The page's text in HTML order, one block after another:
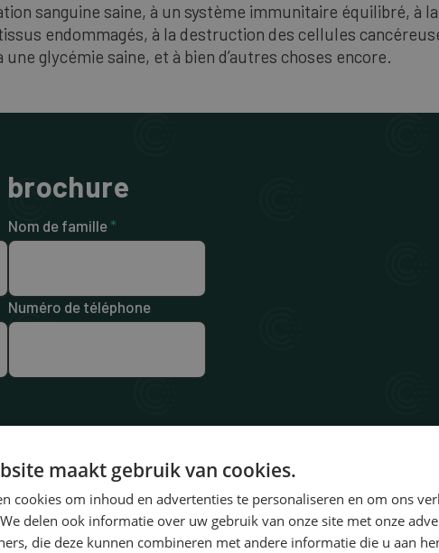
sanguine saine, à un système immunitaire équilibré, à la
endommagés, à la destruction des cellules
glycémie saine, et à bien d’autres choses encore.
brochure
Nom de famille *
Numéro de téléphone
maakt gebruik van cookies.
cookies om inhoud en advertenties te personaliseren en om ons
delen ook informatie over uw gebruik van onze site met onze
die deze kunnen combineren met andere informatie die u aan